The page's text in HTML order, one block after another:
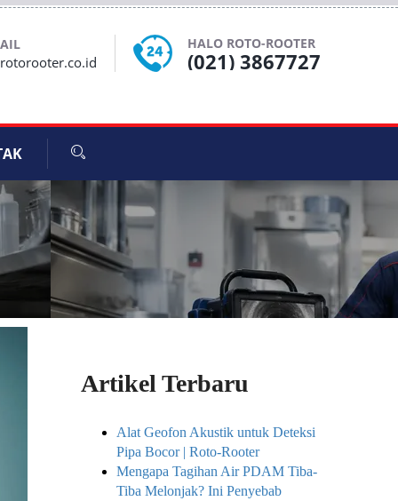
HALO ROTO-ROOTER
(021) 3867727
Artikel Terbaru
Alat Geofon Akustik untuk Deteksi
Pipa Bocor | Roto-Rooter
Mengapa Tagihan Air PDAM Tiba-
Tiba Melonjak? Ini Penyebab